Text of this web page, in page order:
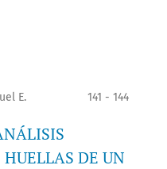
E.
141 - 144
DE UN